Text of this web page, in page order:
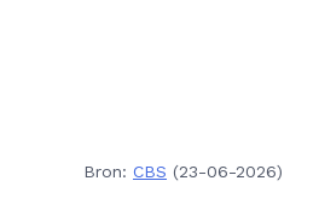
Bron: CBS (23-06-2026)